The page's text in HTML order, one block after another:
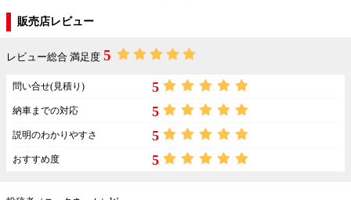
販売店レビュー
レビュー総合 満足度 5
問い合せ(見積り) 5
納車までの対応 5
説明のわかりやすさ 5
おすすめ度 5